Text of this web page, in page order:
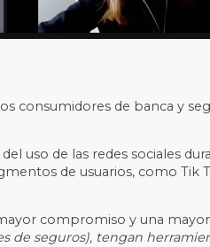
de banca y
uso de las redes sociales
de usuarios, como
compromiso y una mayor
de seguros), tengan